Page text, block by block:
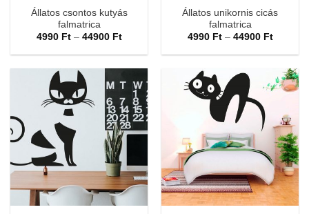
Állatos csontos kutyás
falmatrica
4990 Ft – 44900 FtÁrtartomány:
-
Állatos unikornis cicás
falmatrica
4990 Ft – 44900 Ft
-